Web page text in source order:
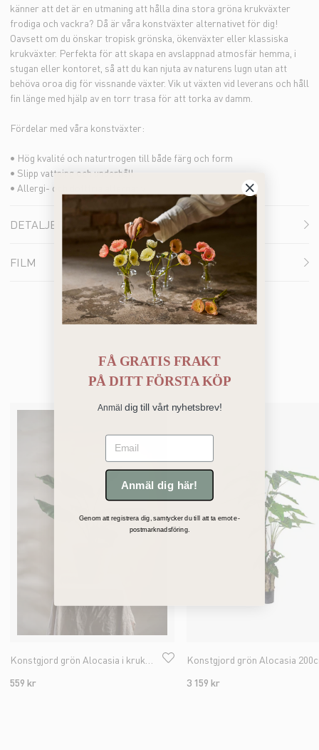
känner att det är en utmaning att hålla dina stora gröna krukväxter
frodiga och vackra? Då är våra konstväxter alternativet för dig!
Oavsett om du önskar tropisk grönska, ökenväxter eller klassiska
krukväxter. Perfekta för att skapa en avslappnad atmosfär hemma, i
stugan eller kontoret, så att du kan njuta av naturens lugn utan att
behöva oroa dig för vissnande växter. Vik ut växten vid leverans och håll
fin länge med hjälp av en torr trasa för att torka av damm.
Fördelar med våra konstväxter:
• Hög kvalité och naturtrogen till både färg och form
• Slipp vattning och underhåll
• Allergi- och doftfria alternativ
DETALJER
FILM
Bästsäljare
559 kr
Konstgjord grön Alocasia
3 159 kr
FÅ GRATIS FRAKT
PÅDITT FÖRSTA KÖP
Anmäl dig till vårt nyhetsbrev!
Email
Anmäl dig här!
Genom att registrera dig, samtycker du till att ta emot e-
postmarknadsföring.